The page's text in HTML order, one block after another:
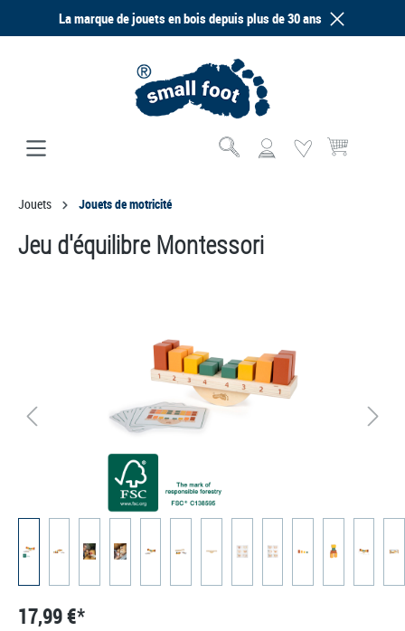
principalLa marque de jouets en bois depuis plus de 30 ans
Le panier
Jouets Jouets de motricité
Jeu d'équilibre Montessori
17,99 €*